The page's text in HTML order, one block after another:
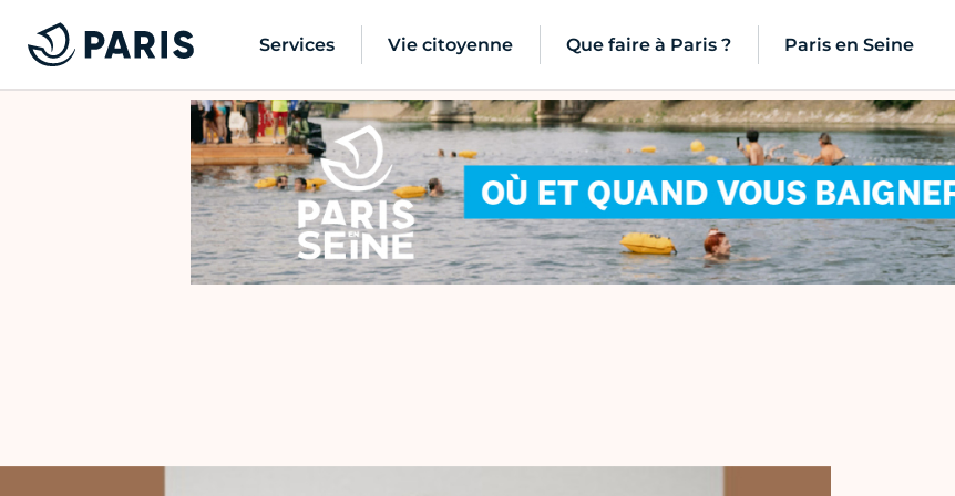
Services Vie citoyenne Que faire à Paris ? Paris en Seine